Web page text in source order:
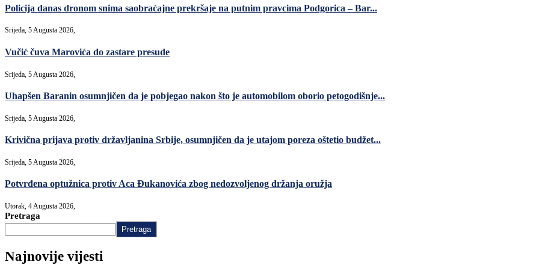
Policija danas dronom snima saobraćajne prekršaje na putnim pravcima Podgorica – Bar...
Srijeda, 5 Augusta 2026,
Vučić čuva Marovića do zastare presude
Srijeda, 5 Augusta 2026,
Uhapšen Baranin osumnjičen da je pobjegao nakon što je automobilom oborio petogodišnje...
Srijeda, 5 Augusta 2026,
Krivična prijava protiv državljanina Srbije, osumnjičen da je utajom poreza oštetio budžet...
Srijeda, 5 Augusta 2026,
Potvrđena optužnica protiv Aca Đukanovića zbog nedozvoljenog držanja oružja
Utorak, 4 Augusta 2026,
Pretraga
Pretraga
Najnovije vijesti